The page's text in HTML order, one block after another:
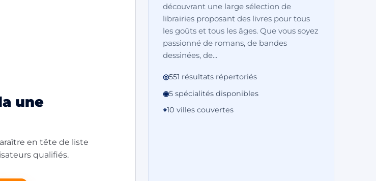
une
en tête de liste
qualifiés.
découvrant une large sélection de
librairies proposant des livres pour tous
les goûts et tous les âges. Que vous soyez
passionné de romans, de bandes
dessinées, de...
◎551 résultats répertoriés
◉5 spécialités disponibles
⌖10 villes couvertes